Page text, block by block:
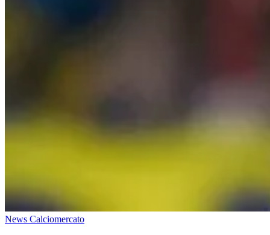
News Calciomercato